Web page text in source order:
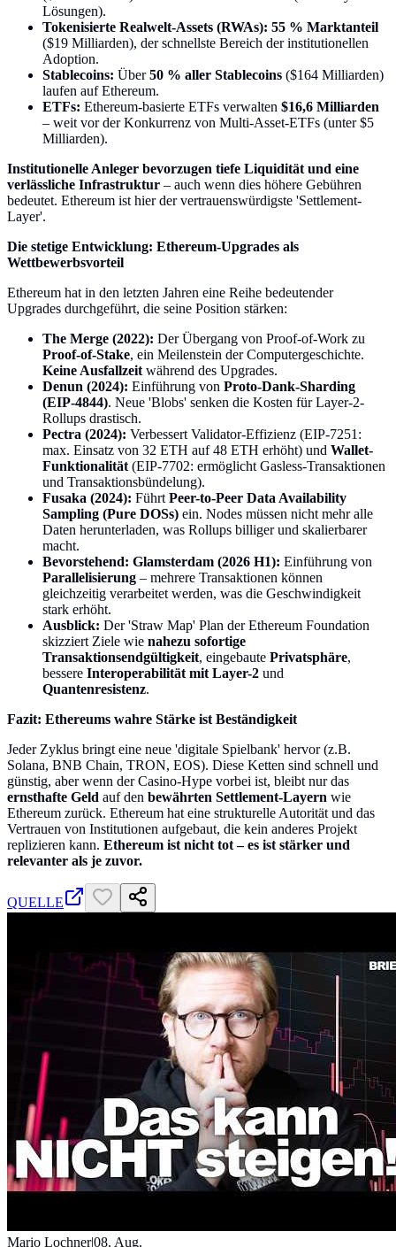
Lösungen).
Tokenisierte Realwelt-Assets (RWAs): 55 % Marktanteil
($19 Milliarden), der schnellste Bereich der institutionellen
Adoption.
Stablecoins: Über50 % aller Stablecoins ($164 Milliarden)
laufen auf Ethereum.
ETFs: Ethereum-basierte ETFs verwalten $16,6 Milliarden
– weit vor der Konkurrenz von Multi-Asset-ETFs (unter $5
Milliarden).
Institutionelle Anleger bevorzugen tiefe Liquidität und eine
verlässliche Infrastruktur – auch wenn dies höhere Gebühren
bedeutet. Ethereum ist hier der vertrauenswürdigste 'Settlement-
Layer'.
Die stetige Entwicklung: Ethereum-Upgrades als
Wettbewerbsvorteil
Ethereum hat in den letzten Jahren eine Reihe bedeutender
Upgrades durchgeführt, die seine Position stärken:
The Merge (2022): Der Übergang von Proof-of-Work zu
Proof-of-Stake, ein Meilenstein der Computergeschichte.
Keine Ausfallzeit während des Upgrades.
Denun (2024): Einführung von Proto-Dank-Sharding
(EIP-4844). Neue 'Blobs' senken die Kosten für Layer-2-
Rollups drastisch.
Pectra (2024): Verbessert Validator-Effizienz (EIP-7251:
max. Einsatz von 32 ETH auf 48 ETH erhöht) und Wallet-
Funktionalität (EIP-7702: ermöglicht Gasless-Transaktionen
und Transaktionsbündelung).
Fusaka (2024): Führt Peer-to-Peer Data Availability
Sampling (Pure DOSs) ein. Nodes müssen nicht mehr alle
Daten herunterladen, was Rollups billiger und skalierbarer
macht.
Bevorstehend: Glamsterdam (2026 H1): Einführung von
Parallelisierung – mehrere Transaktionen können
gleichzeitig verarbeitet werden, was die Geschwindigkeit
stark erhöht.
Ausblick: Der 'Straw Map' Plan der Ethereum Foundation
skizziert Ziele wie nahezu sofortige
Transaktionsendgültigkeit, eingebaute Privatsphäre,
bessere Interoperabilität mit Layer-2 und
Quantenresistenz.
Fazit: Ethereums wahre Stärke ist Beständigkeit
Jeder Zyklus bringt eine neue 'digitale Spielbank' hervor (z.B.
Solana, BNB Chain, TRON, EOS). Diese Ketten sind schnell und
günstig, aber wenn der Casino-Hype vorbei ist, bleibt nur das
ernsthafte Geld auf den bewährten Settlement-Layern wie
Ethereum zurück. Ethereum hat eine strukturelle Autorität und das
Vertrauen von Institutionen aufgebaut, die kein anderes Projekt
replizieren kann. Ethereum ist nicht tot – es ist stärker und
relevanter als je zuvor.
QUELLE
Mario Lochner|08. Aug.